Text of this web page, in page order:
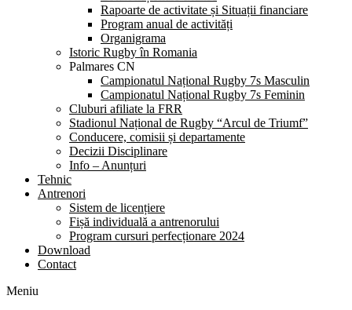
Rapoarte de activitate și Situații financiare
Program anual de activități
Organigrama
Istoric Rugby în Romania
Palmares CN
Campionatul Național Rugby 7s Masculin
Campionatul Național Rugby 7s Feminin
Cluburi afiliate la FRR
Stadionul Național de Rugby “Arcul de Triumf”
Conducere, comisii și departamente
Decizii Disciplinare
Info – Anunțuri
Tehnic
Antrenori
Sistem de licențiere
Fișă individuală a antrenorului
Program cursuri perfecționare 2024
Download
Contact
Meniu